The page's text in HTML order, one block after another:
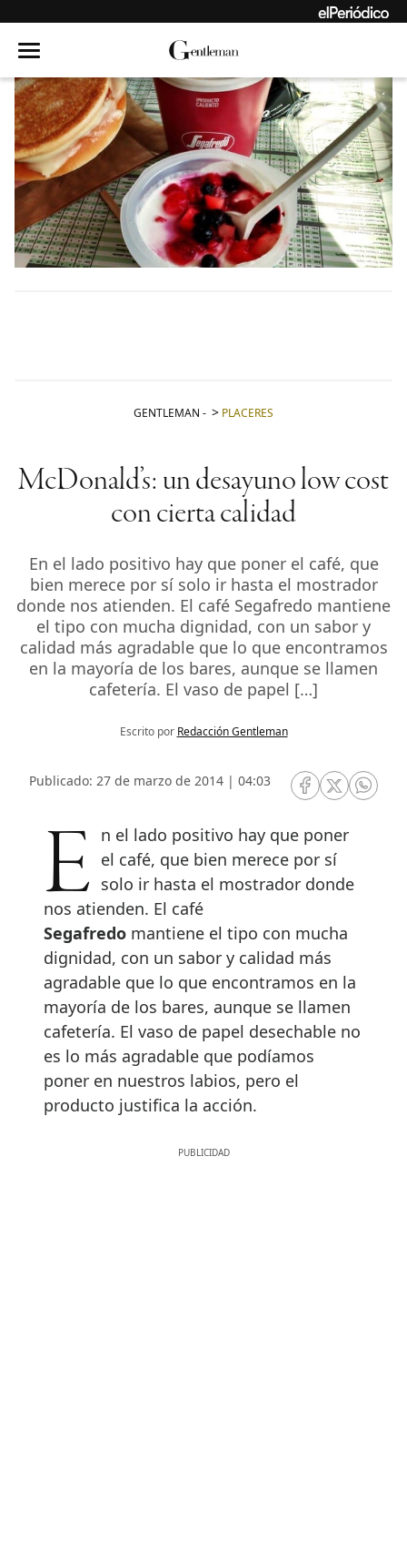
GENTLEMAN - PLACERES
McDonald’s: un desayuno low cost
con cierta calidad
En el lado positivo hay que poner el café, que
bien merece por sí solo ir hasta el mostrador
donde nos atienden. El café Segafredo mantiene
el tipo con mucha dignidad, con un sabor y
calidad más agradable que lo que encontramos
en la mayoría de los bares, aunque se llamen
cafetería. El vaso de papel […]
Escrito por Redacción Gentleman
Publicado: 27 de marzo de 2014 | 04:03
RRSS Facebook
RRSSRRSS
En el lado positivo hay que poner el café, que bien merece por sí
solo ir hasta el mostrador donde
nos atienden. El café
Segafredo mantiene el tipo con mucha
dignidad, con un sabor y calidad más
agradable que lo que encontramos en la
mayoría de los bares, aunque se llamen
cafetería. El vaso de papel desechable no
es lo más agradable que podíamos
poner en nuestros labios, pero el
producto justifica la acción.